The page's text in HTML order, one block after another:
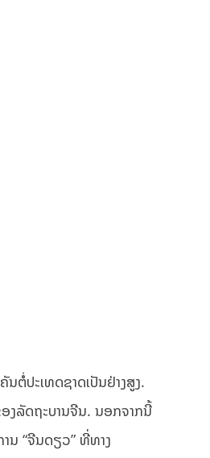
ຕໍ່ປະເທດຊາດເປັນຢ່າງສູງ.
ງລັດຖະບານຈີນ. ນອກຈາກນີ້
ນ “ຈີນດຽວ” ທີ່ທາງ